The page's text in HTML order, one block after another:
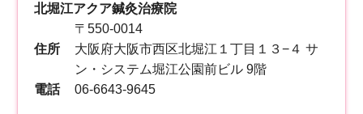
北堀江アクア鍼灸治療院
住所
〒550-0014
大阪府大阪市西区北堀江１丁目１３−４ サ
ン・システム堀江公園前ビル 9階
電話
06-6643-9645